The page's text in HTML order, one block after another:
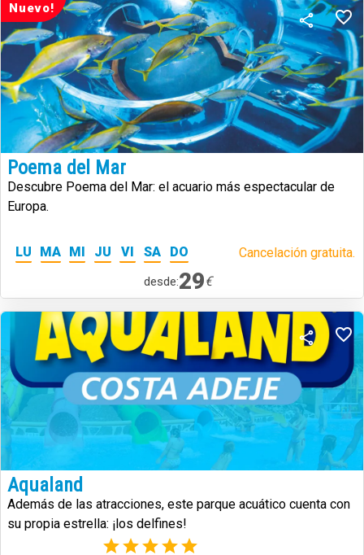
Nuevo!
Poema del Mar
Descubre Poema del Mar: el acuario más espectacular de
Europa.
LU MA MI JU VI SA DO Cancelación gratuita.
desde:29€
Aqualand
Además de las atracciones, este parque acuático cuenta con
su propia estrella: ¡los delfines!
(1)